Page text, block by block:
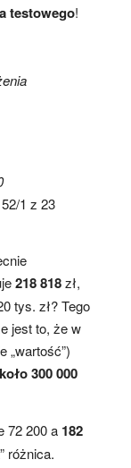
testowego!
1 z 23
218 818zł,
tys. zł? Tego
jest to, że w
„wartość”)
300 000
72 200 a182
różnica.